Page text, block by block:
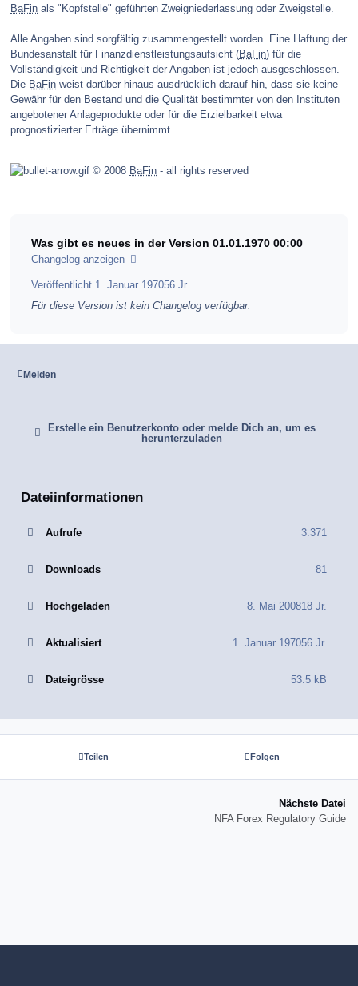
BaFin als "Kopfstelle" geführten Zweigniederlassung oder Zweigstelle.
Alle Angaben sind sorgfältig zusammengestellt worden. Eine Haftung der
Bundesanstalt für Finanzdienstleistungsaufsicht (BaFin) für die
Vollständigkeit und Richtigkeit der Angaben ist jedoch ausgeschlossen.
Die BaFin weist darüber hinaus ausdrücklich darauf hin, dass sie keine
Gewähr für den Bestand und die Qualität bestimmter von den Instituten
angebotener Anlageprodukte oder für die Erzielbarkeit etwa
prognostizierter Erträge übernimmt.
© 2008 BaFin - all rights reserved
Was gibt es neues in der Version 01.01.1970 00:00
Changelog anzeigen
Veröffentlicht 1. Januar 197056 Jr.
Für diese Version ist kein Changelog verfügbar.
Melden
Erstelle ein Benutzerkonto oder melde Dich an, um es
herunterzuladen
Dateiinformationen
Aufrufe 3.371
Downloads 81
Hochgeladen 8. Mai 200818 Jr.
Aktualisiert 1. Januar 197056 Jr.
Dateigrösse 53.5 kB
Teilen Folgen
Nächste Datei
NFA Forex Regulatory Guide